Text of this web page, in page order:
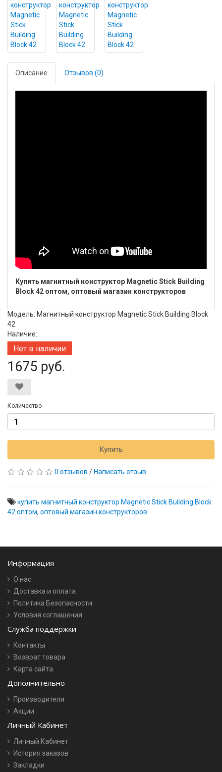
Описание Отзывов (0)
Купить магнитный конструктор Magnetic Stick Building
Block 42 оптом, оптовый магазин конструкторов
Модель: Магнитный конструктор Magnetic Stick Building Block
42
Наличие:
Нет в наличии
1675 руб.
Количество
Купить
0 отзывов / Написать отзыв
купить магнитный конструктор Magnetic Stick Building Block
42 оптом, оптовый магазин конструкторов
Информация
О нас
Доставка и оплата
Политика Безопасности
Условия соглашения
Служба поддержки
Контакты
Возврат товара
Карта сайта
Дополнительно
Производители
Акции
Личный Кабинет
Личный Кабинет
История заказов
Закладки